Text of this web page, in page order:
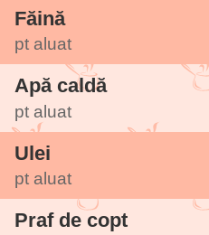
Mai ales pentru
Făină
pt aluat
Apă caldă
pt aluat
Ulei
pt aluat
Praf de copt